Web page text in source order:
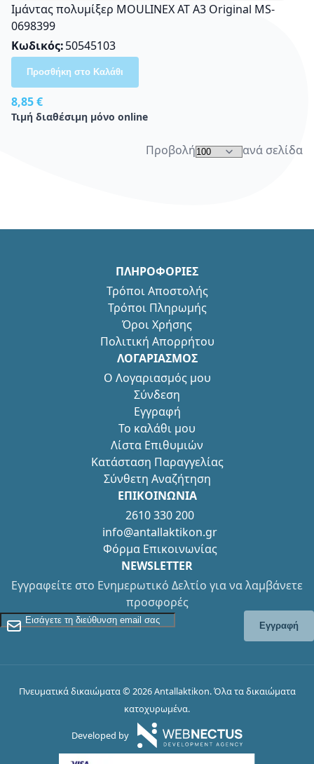
Ιμάντας πολυμίξερ MOULINEX AT A3 Οriginal MS-
0698399
Κωδικός 50545103
8,85 €
Τιμή διαθέσιμη μόνο online
Προσθήκη στο Καλάθι
Προβολή ανά σελίδα
ΠΛΗΡΟΦΟΡΙΕΣ
Τρόποι Αποστολής
Τρόποι Πληρωμής
Όροι Χρήσης
Πολιτική Απορρήτου
ΛΟΓΑΡΙΑΣΜΟΣ
Ο Λογαριασμός μου
Σύνδεση
Εγγραφή
Το καλάθι μου
Λίστα Επιθυμιών
Κατάσταση Παραγγελίας
Σύνθετη Αναζήτηση
ΕΠΙΚΟΙΝΩΝΙΑ
2610 330 200
info@antallaktikon.gr
Φόρμα Επικοινωνίας
NEWSLETTER
Εγγραφείτε στο Ενημερωτικό Δελτίο για να λαμβάνετε
προσφορές
Εγγραφείτε στο Newsletter
Εγγραφή
Πνευματικά δικαιώματα © 2026 Antallaktikon. Όλα τα δικαιώματα
κατοχυρωμένα.
Developed by